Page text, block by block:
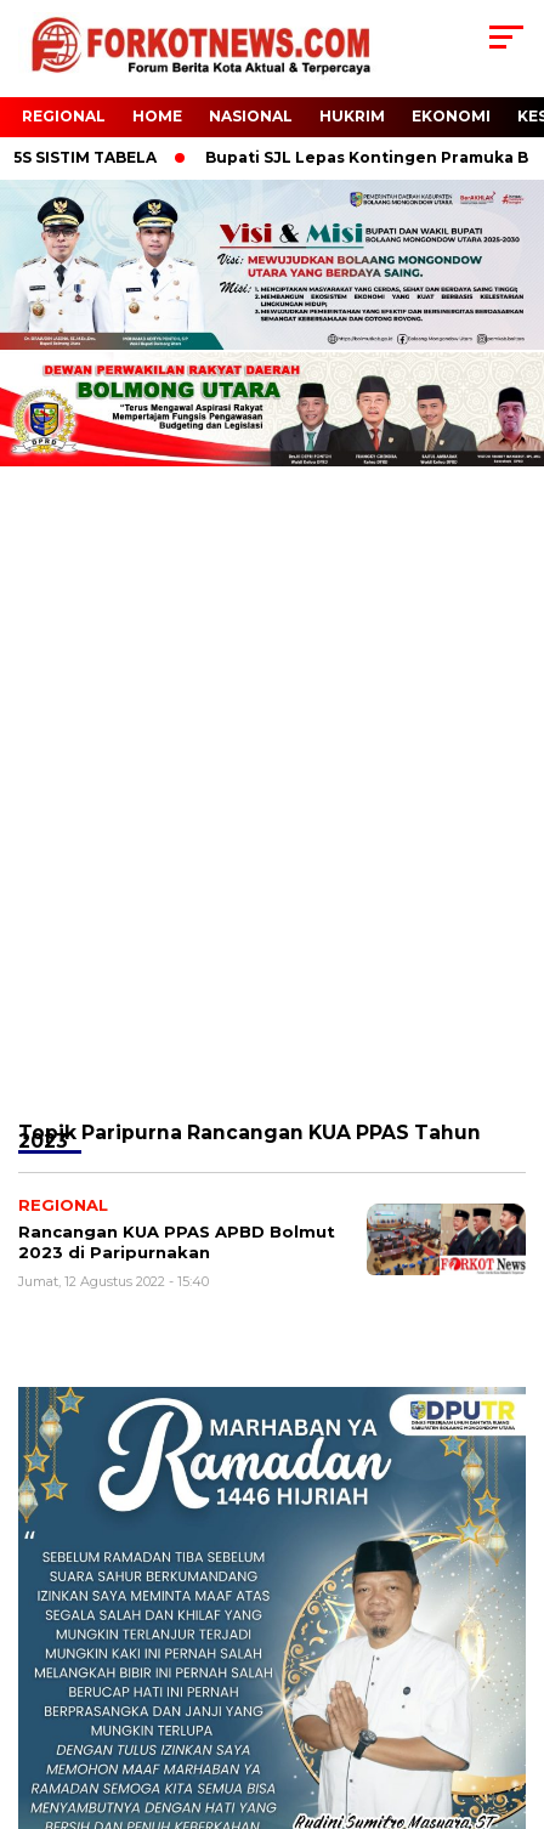
REGIONAL HOME NASIONAL HUKRIM EKONOMI
SISTIM TABELA Bupati SJL Lepas Kontingen Pramuka
Topik Paripurna Rancangan KUA PPAS Tahun
2023
REGIONAL
Rancangan KUA PPAS APBD Bolmut
2023 di Paripurnakan
Jumat, 12 Agustus 2022 - 15:40